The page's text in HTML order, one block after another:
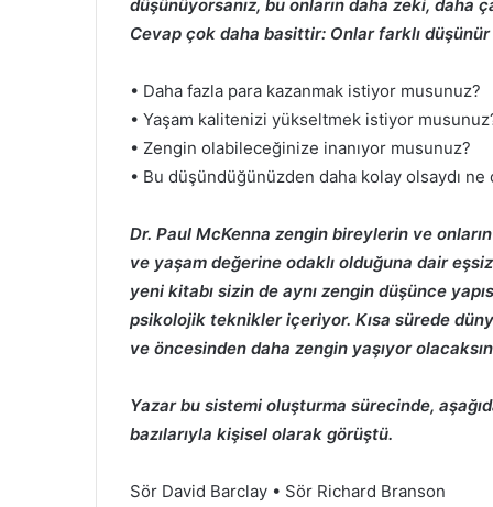
düşünüyorsanız, bu onların daha zeki, daha
Cevap çok daha basittir: Onlar farklı
• Daha fazla para kazanmak istiyor musunuz?
• Yaşam kalitenizi yükseltmek istiyor
• Zengin olabileceğinize inanıyor musunuz?
• Bu düşündüğünüzden daha kolay olsaydı
Dr. Paul McKenna zengin bireylerin ve
ve yaşam değerine odaklı olduğuna dair eşsiz
yeni kitabı sizin de aynı zengin düşünce
psikolojik teknikler içeriyor. Kısa sürede
ve öncesinden daha zengin yaşıyor
Yazar bu sistemi oluşturma sürecinde,
bazılarıyla kişisel olarak görüştü.
Sör David Barclay • Sör Richard Branson